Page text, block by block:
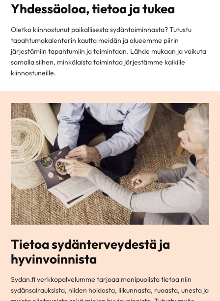
Yhdessäoloa, tietoa ja tukea
Oletko kiinnostunut paikallisesta sydäntoiminnasta? Tutustu
tapahtumakalenterin kautta meidän ja alueemme piirin
järjestämiin tapahtumiin ja toimintaan. Lähde mukaan ja vaikuta
samalla siihen, minkälaista toimintaa järjestämme kaikille
kiinnostuneille.
Tietoa sydänterveydestä ja
hyvinvoinnista
Sydan.fi verkkopalvelumme tarjoaa monipuolista tietoa niin
sydänsairauksista, niiden hoidosta, liikunnasta, ruoasta, unesta ja